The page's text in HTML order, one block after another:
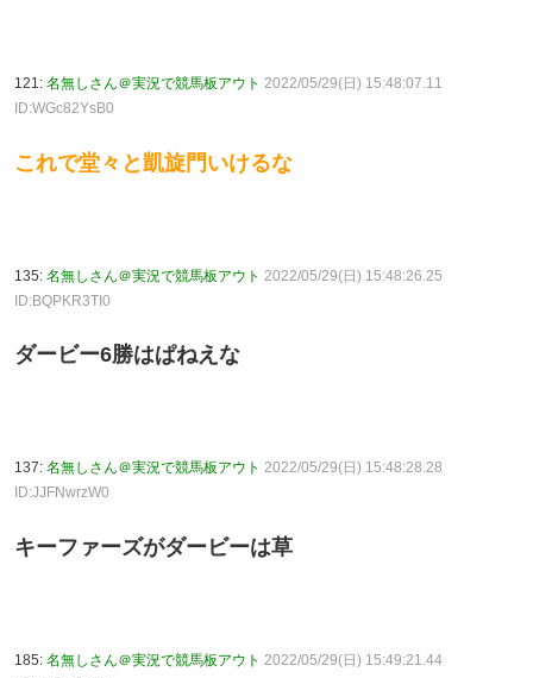
121: 名無しさん＠実況で競馬板アウト 2022/05/29(日) 15:48:07.11
ID:WGc82YsB0
これで堂々と凱旋門いけるな
135: 名無しさん＠実況で競馬板アウト 2022/05/29(日) 15:48:26.25
ID:BQPKR3TI0
ダービー6勝はぱねえな
137: 名無しさん＠実況で競馬板アウト 2022/05/29(日) 15:48:28.28
ID:JJFNwrzW0
キーファーズがダービーは草
185: 名無しさん＠実況で競馬板アウト 2022/05/29(日) 15:49:21.44